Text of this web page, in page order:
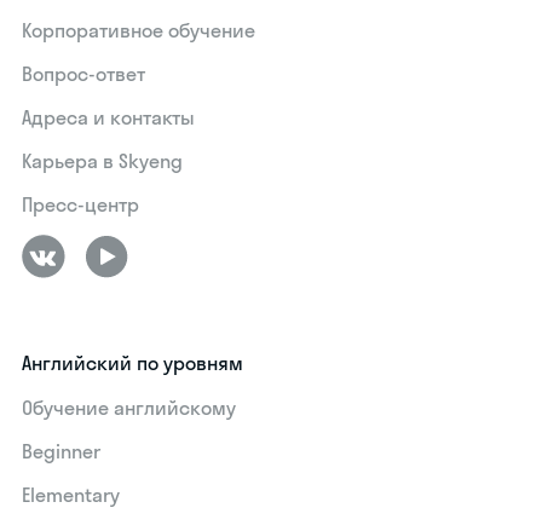
Корпоративное обучение
Вопрос-ответ
Адреса и контакты
Карьера в Skyeng
Пресс-центр
Английский по уровням
Обучение английскому
Beginner
Elementary